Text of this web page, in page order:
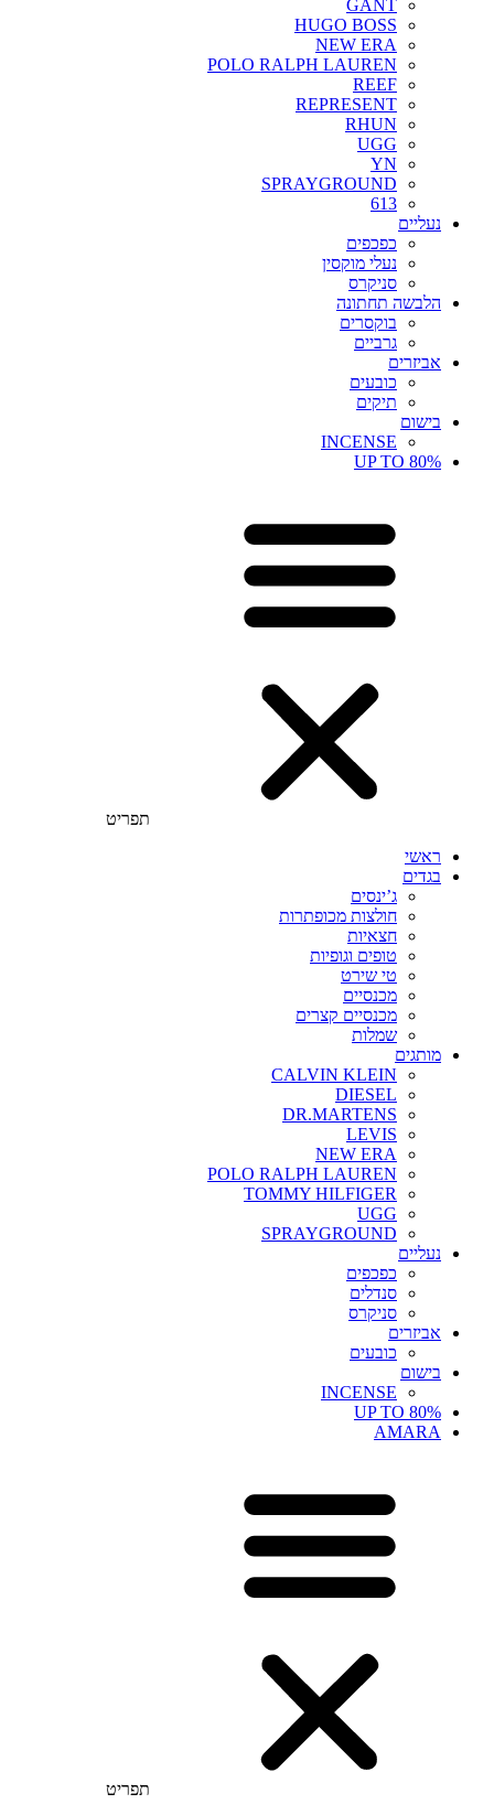
GANT
HUGO BOSS
NEW ERA
POLO RALPH LAUREN
REEF
REPRESENT
RHUN
UGG
YN
SPRAYGROUND
613
נעליים
כפכפים
נעלי מוקסין
סניקרס
הלבשה תחתונה
בוקסרים
גרביים
אביזרים
כובעים
תיקים
בישום
INCENSE
UP TO 80%
תפריט
ראשי
בגדים
ג’ינסים
חולצות מכופתרות
חצאיות
טופים וגופיות
טי שירט
מכנסיים
מכנסיים קצרים
שמלות
מותגים
CALVIN KLEIN
DIESEL
DR.MARTENS
LEVIS
NEW ERA
POLO RALPH LAUREN
TOMMY HILFIGER
UGG
SPRAYGROUND
נעליים
כפכפים
סנדלים
סניקרס
אביזרים
כובעים
בישום
INCENSE
UP TO 80%
AMARA
תפריט